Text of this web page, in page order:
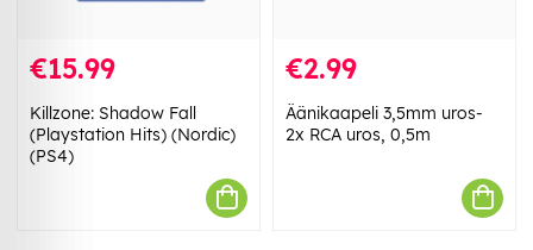
€15.99
Killzone: Shadow Fall
(Playstation Hits) (Nordic)
(PS4)
€2.99
Äänikaapeli 3,5mm uros-
2x RCA uros, 0,5m